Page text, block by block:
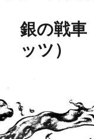
銀の戦車
ッツ）